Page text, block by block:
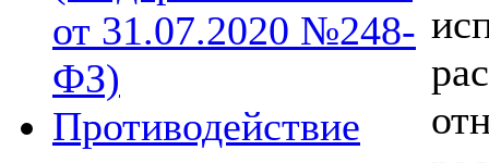
от 31.07.2020 №248-
ФЗ)
Противодействие